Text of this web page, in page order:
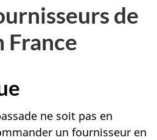
de
France
ne soit pas en
un fournisseur en